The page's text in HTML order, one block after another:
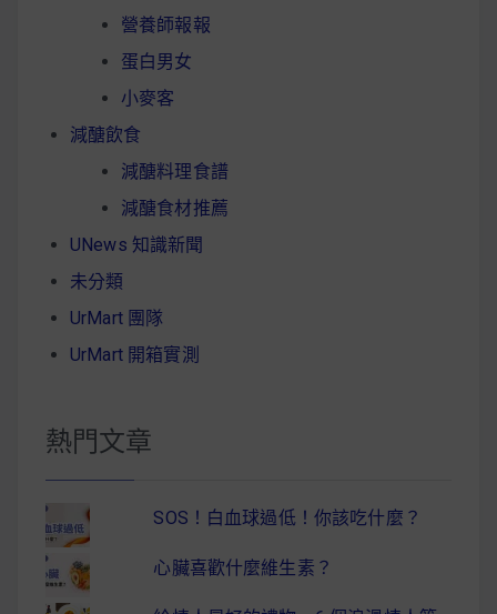
營養師報報
蛋白男女
小麥客
減醣飲食
減醣料理食譜
減醣食材推薦
UNews 知識新聞
未分類
UrMart 團隊
UrMart 開箱實測
熱門文章
SOS！白血球過低！你該吃什麼？
心臟喜歡什麼維生素？